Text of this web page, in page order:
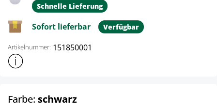
Schnelle Lieferung
Sofort lieferbar Verfügbar
Artikelnummer: 151850001
Weitere Produktinformationen anzeigen
Farbe: schwarzauswählen